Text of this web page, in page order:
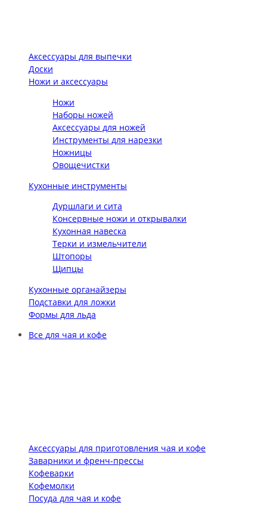
Аксессуары для выпечки
Доски
Ножи и аксессуары
Ножи
Наборы ножей
Аксессуары для ножей
Инструменты для нарезки
Ножницы
Овощечистки
Кухонные инструменты
Дуршлаги и сита
Консервные ножи и открывалки
Кухонная навеска
Терки и измельчители
Штопоры
Щипцы
Кухонные органайзеры
Подставки для ложки
Формы для льда
Все для чая и кофе
Аксессуары для приготовления чая и кофе
Заварники и френч-прессы
Кофеварки
Кофемолки
Посуда для чая и кофе